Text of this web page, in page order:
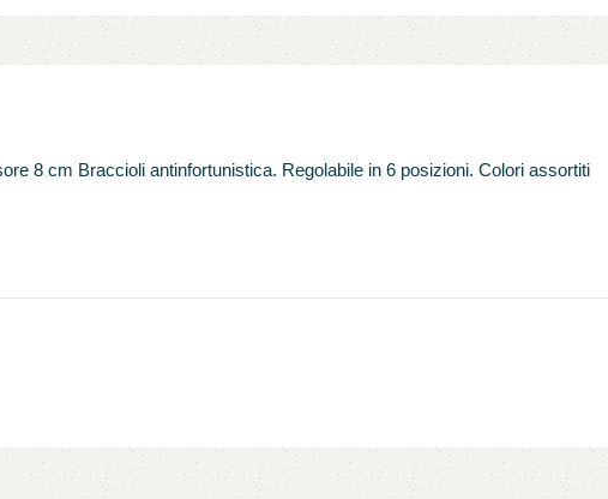
8 cm Braccioli antinfortunistica. Regolabile in 6 posizioni. Colori assortiti